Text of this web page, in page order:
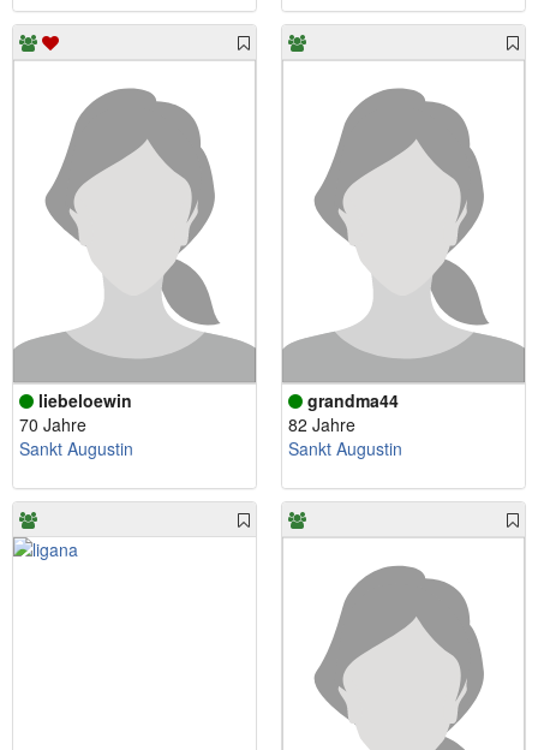
liebeloewin
70 Jahre
Sankt Augustin
grandma44
82 Jahre
Sankt Augustin